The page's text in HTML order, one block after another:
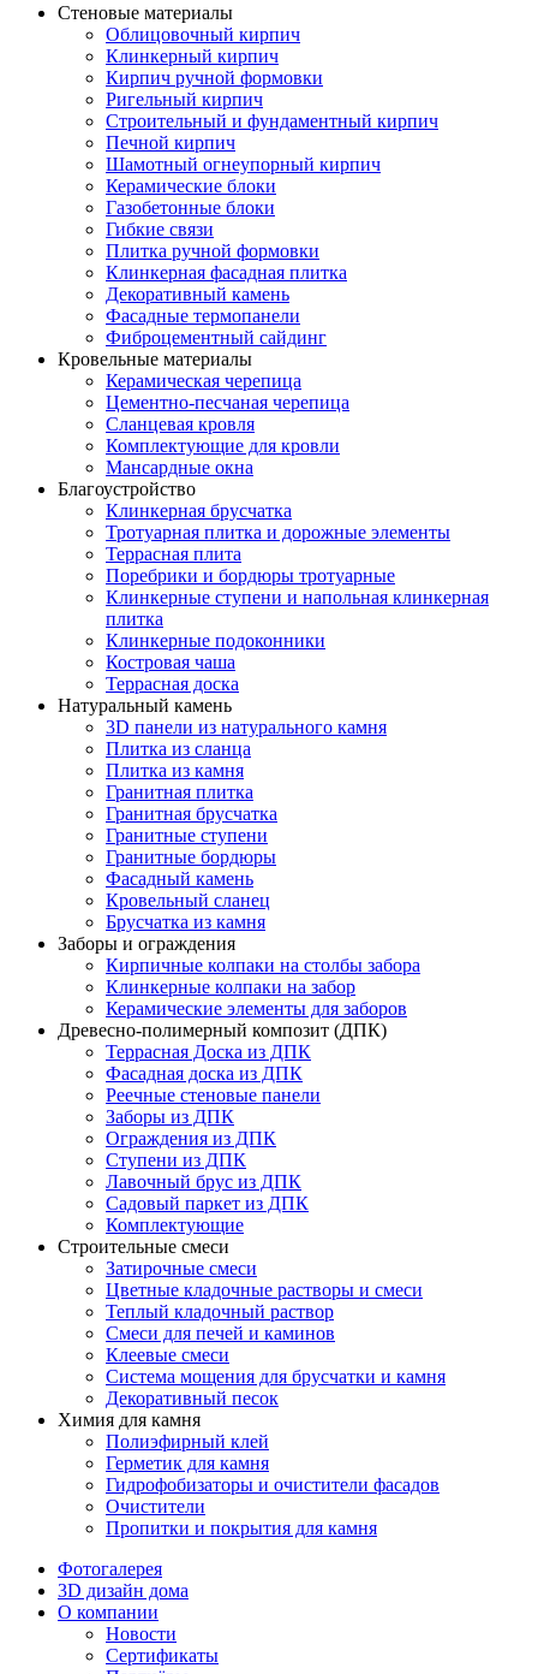
Стеновые материалы
Облицовочный кирпич
Клинкерный кирпич
Кирпич ручной формовки
Ригельный кирпич
Строительный и фундаментный кирпич
Печной кирпич
Шамотный огнеупорный кирпич
Керамические блоки
Газобетонные блоки
Гибкие связи
Плитка ручной формовки
Клинкерная фасадная плитка
Декоративный камень
Фасадные термопанели
Фиброцементный сайдинг
Кровельные материалы
Керамическая черепица
Цементно-песчаная черепица
Сланцевая кровля
Комплектующие для кровли
Мансардные окна
Благоустройство
Клинкерная брусчатка
Тротуарная плитка и дорожные элементы
Террасная плита
Поребрики и бордюры тротуарные
Клинкерные ступени и напольная клинкерная
плитка
Клинкерные подоконники
Костровая чаша
Террасная доска
Натуральный камень
3D панели из натурального камня
Плитка из сланца
Плитка из камня
Гранитная плитка
Гранитная брусчатка
Гранитные ступени
Гранитные бордюры
Фасадный камень
Кровельный сланец
Брусчатка из камня
Заборы и ограждения
Кирпичные колпаки на столбы забора
Клинкерные колпаки на забор
Керамические элементы для заборов
Древесно-полимерный композит (ДПК)
Террасная Доска из ДПК
Фасадная доска из ДПК
Реечные стеновые панели
Заборы из ДПК
Ограждения из ДПК
Ступени из ДПК
Лавочный брус из ДПК
Садовый паркет из ДПК
Комплектующие
Строительные смеси
Затирочные смеси
Цветные кладочные растворы и смеси
Теплый кладочный раствор
Смеси для печей и каминов
Клеевые смеси
Система мощения для брусчатки и камня
Декоративный песок
Химия для камня
Полиэфирный клей
Герметик для камня
Гидрофобизаторы и очистители фасадов
Очистители
Пропитки и покрытия для камня
Фотогалерея
3D дизайн дома
О компании
Новости
Сертификаты